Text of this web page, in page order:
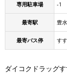
専用駐車場 -1
最寄駅 豊
最寄バス停 す
ダイコクドラッグ